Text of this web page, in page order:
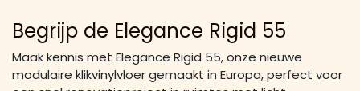
Begrijp de Elegance Rigid 55
Maak kennis met Elegance Rigid 55, onze nieuwe
modulaire klikvinylvloer gemaakt in Europa, perfect voor